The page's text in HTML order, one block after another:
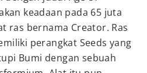
keadaan pada 65 juta
ras bernama Creator. Ras
perangkat Seeds yang
Bumi dengan sebuah